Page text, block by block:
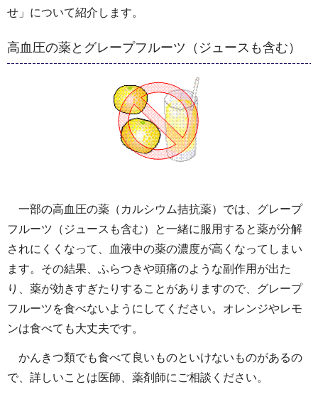
せ」について紹介します。
高血圧の薬とグレープフルーツ（ジュースも含む）
一部の高血圧の薬（カルシウム拮抗薬）では、グレープ
フルーツ（ジュースも含む）と一緒に服用すると薬が分解
されにくくなって、血液中の薬の濃度が高くなってしまい
ます。その結果、ふらつきや頭痛のような副作用が出た
り、薬が効きすぎたりすることがありますので、グレープ
フルーツを食べないようにしてください。オレンジやレモ
ンは食べても大丈夫です。
かんきつ類でも食べて良いものといけないものがあるの
で、詳しいことは医師、薬剤師にご相談ください。